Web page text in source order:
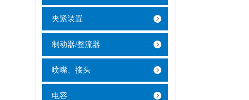
夹紧装置
制动器/整流器
喷嘴、接头
电容